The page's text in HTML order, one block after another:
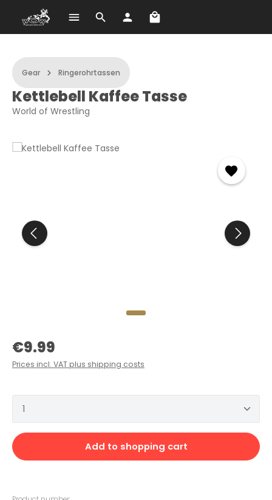
Skip to main content Shopping cart
Gear Ringerohrtassen
Kettlebell Kaffee Tasse
World of Wrestling
Regular price:
€9.99
Prices incl. VAT plus shipping costs
Product Quantity: Enter the desired amount
Add to shopping cart